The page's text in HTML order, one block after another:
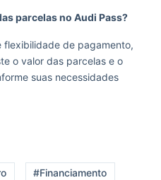
parcelas no Audi Pass?
flexibilidade de pagamento,
o valor das parcelas e o
suas necessidades
#Financiamento